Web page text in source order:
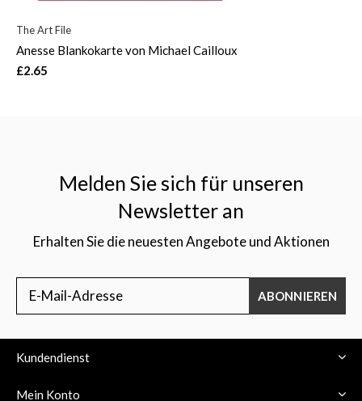
The Art File
Anesse Blankokarte von Michael Cailloux
£2.65
Melden Sie sich für unseren
Newsletter an
Erhalten Sie die neuesten Angebote und Aktionen
ABONNIEREN
Kundendienst
Mein Konto